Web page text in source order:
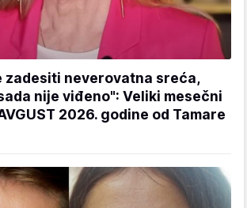
zadesiti neverovatna sreća,
nije viđeno": Veliki mesečni
2026. godine od Tamare